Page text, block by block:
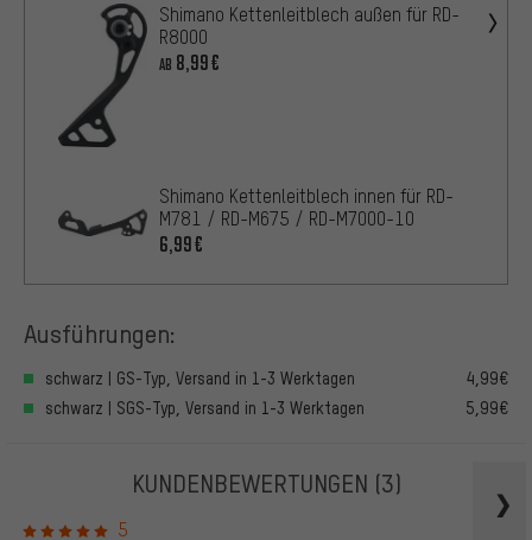
Shimano Kettenleitblech außen für RD-
R8000
AB 8,99€
Shimano Kettenleitblech innen für RD-
M781 / RD-M675 / RD-M7000-10
6,99€
Ausführungen:
schwarz | GS-Typ, Versand in 1-3 Werktagen
4,99€
schwarz | SGS-Typ, Versand in 1-3 Werktagen
5,99€
KUNDENBEWERTUNGEN (3)
5